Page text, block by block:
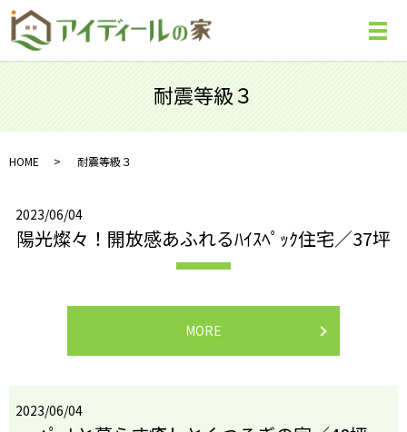
メ
耐震等級３
HOME 耐震等級３
2023/06/04
陽光燦々！開放感あふれるﾊｲｽﾍﾟｯｸ住宅／37坪
MORE
2023/06/04